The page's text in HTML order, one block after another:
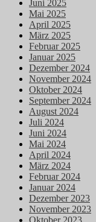
Juni 2025
Mai 2025
April 2025
März 2025
Februar 2025
Januar 2025
Dezember 2024
November 2024
Oktober 2024
September 2024
August 2024
Juli 2024
Juni 2024
Mai 2024
April 2024
März 2024
Februar 2024
Januar 2024
Dezember 2023
November 2023
Oktober 2023